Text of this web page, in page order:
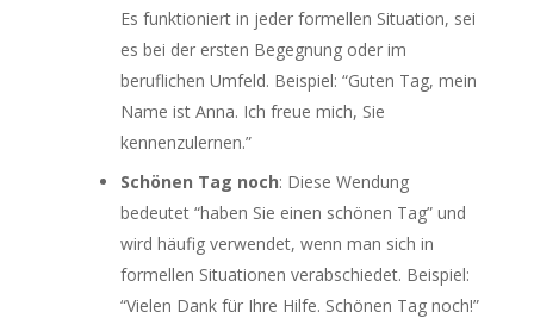
Es funktioniert in jeder formellen Situation, sei
es bei der ersten Begegnung oder im
beruflichen Umfeld. Beispiel: “Guten Tag, mein
Name ist Anna. Ich freue mich, Sie
kennenzulernen.”
Schönen Tag noch: Diese Wendung
bedeutet “haben Sie einen schönen Tag” und
wird häufig verwendet, wenn man sich in
formellen Situationen verabschiedet. Beispiel:
“Vielen Dank für Ihre Hilfe. Schönen Tag noch!”